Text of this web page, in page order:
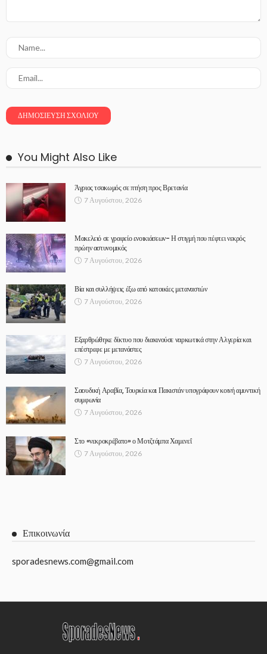
You Might Also Like
Άγριος τσακωμός σε πτήση προς Βρετανία
7 Αυγούστου, 2026
Μακελειό σε γραφείο ενοικιάσεων- Η στιγμή που πέφτει νεκρός
πρώην αστυνομικός
7 Αυγούστου, 2026
Βία και συλλήψεις έξω από κατοικίες μεταναστών
7 Αυγούστου, 2026
Εξαρθρώθηκε δίκτυο που διακινούσε ναρκωτικά στην Αλγερία και
επέστρεφε με μετανάστες
7 Αυγούστου, 2026
Σαουδική Αραβία, Τουρκία και Πακιστάν υπογράφουν κοινή αμυντική
συμφωνία
7 Αυγούστου, 2026
Στο «νεκροκρέβατο» ο Μοτζτάμπα Χαμενεΐ
7 Αυγούστου, 2026
Επικοινωνία
sporadesnews.com@gmail.com